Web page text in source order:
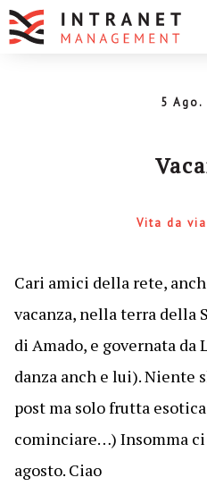
5 Ago.
Vita da
Cari amici della rete,
vacanza, nella terra della
di Amado, e governata da
danza anch e lui). Niente
post ma solo frutta
cominciare…) Insomma
agosto. Ciao